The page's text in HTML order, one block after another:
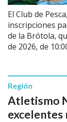
El Club de
inscripciones
de la Brótola,
de 2026, de
Atletismo
Región